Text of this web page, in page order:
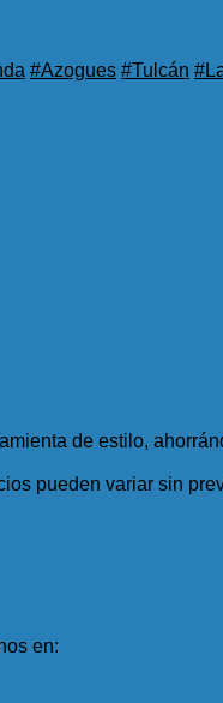
#Azogues #Tulcán
de estilo,
pueden variar sin
en: